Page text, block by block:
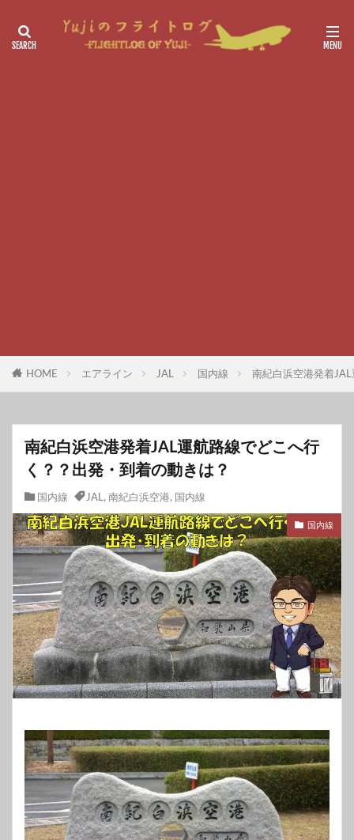
HOME エアライン JAL 国内線 南紀白浜空港発着
南紀白浜空港発着JAL運航路線でどこへ行
く？？出発・到着の動きは？
国内線 JAL, 南紀白浜空港, 国内線
国内線